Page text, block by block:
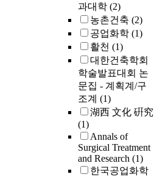
과대학 (2)
농촌건축 (2)
공업화학 (1)
활천 (1)
대한건축학회
학술발표대회 논
문집 - 계획계/구
조계 (1)
湖西 文化 硏究
(1)
Annals of
Surgical Treatment
and Research (1)
한국공업화학